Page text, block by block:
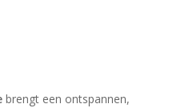
brengt een ontspannen,